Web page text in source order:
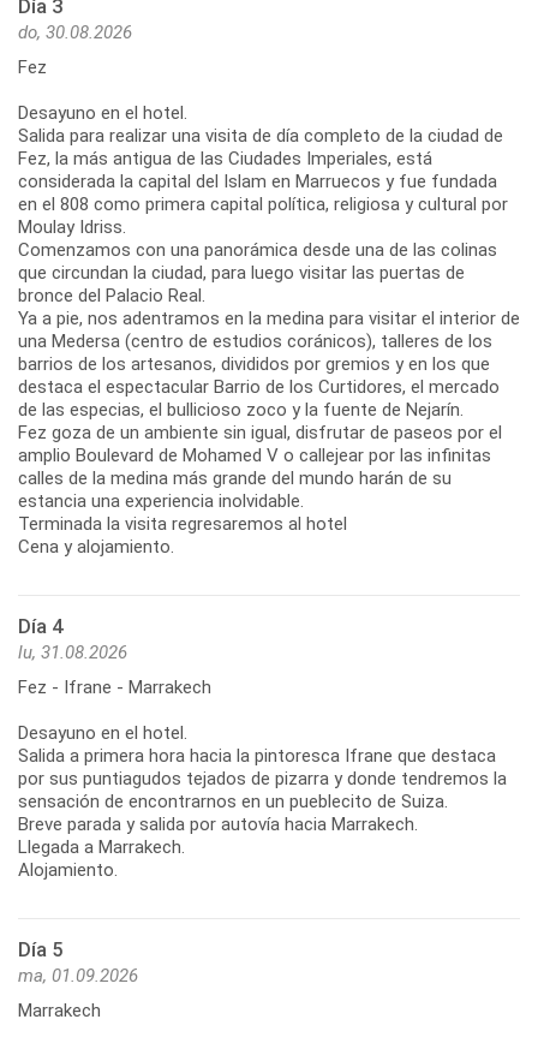
Día 3
do, 30.08.2026
Fez
Desayuno en el hotel.
Salida para realizar una visita de día completo de la ciudad de
Fez, la más antigua de las Ciudades Imperiales, está
considerada la capital del Islam en Marruecos y fue fundada
en el 808 como primera capital política, religiosa y cultural por
Moulay Idriss.
Comenzamos con una panorámica desde una de las colinas
que circundan la ciudad, para luego visitar las puertas de
bronce del Palacio Real.
Ya a pie, nos adentramos en la medina para visitar el interior de
una Medersa (centro de estudios coránicos), talleres de los
barrios de los artesanos, divididos por gremios y en los que
destaca el espectacular Barrio de los Curtidores, el mercado
de las especias, el bullicioso zoco y la fuente de Nejarín.
Fez goza de un ambiente sin igual, disfrutar de paseos por el
amplio Boulevard de Mohamed V o callejear por las infinitas
calles de la medina más grande del mundo harán de su
estancia una experiencia inolvidable.
Terminada la visita regresaremos al hotel
Cena y alojamiento.
Día 4
lu, 31.08.2026
Fez - Ifrane - Marrakech
Desayuno en el hotel.
Salida a primera hora hacia la pintoresca Ifrane que destaca
por sus puntiagudos tejados de pizarra y donde tendremos la
sensación de encontrarnos en un pueblecito de Suiza.
Breve parada y salida por autovía hacia Marrakech.
Llegada a Marrakech.
Alojamiento.
Día 5
ma, 01.09.2026
Marrakech